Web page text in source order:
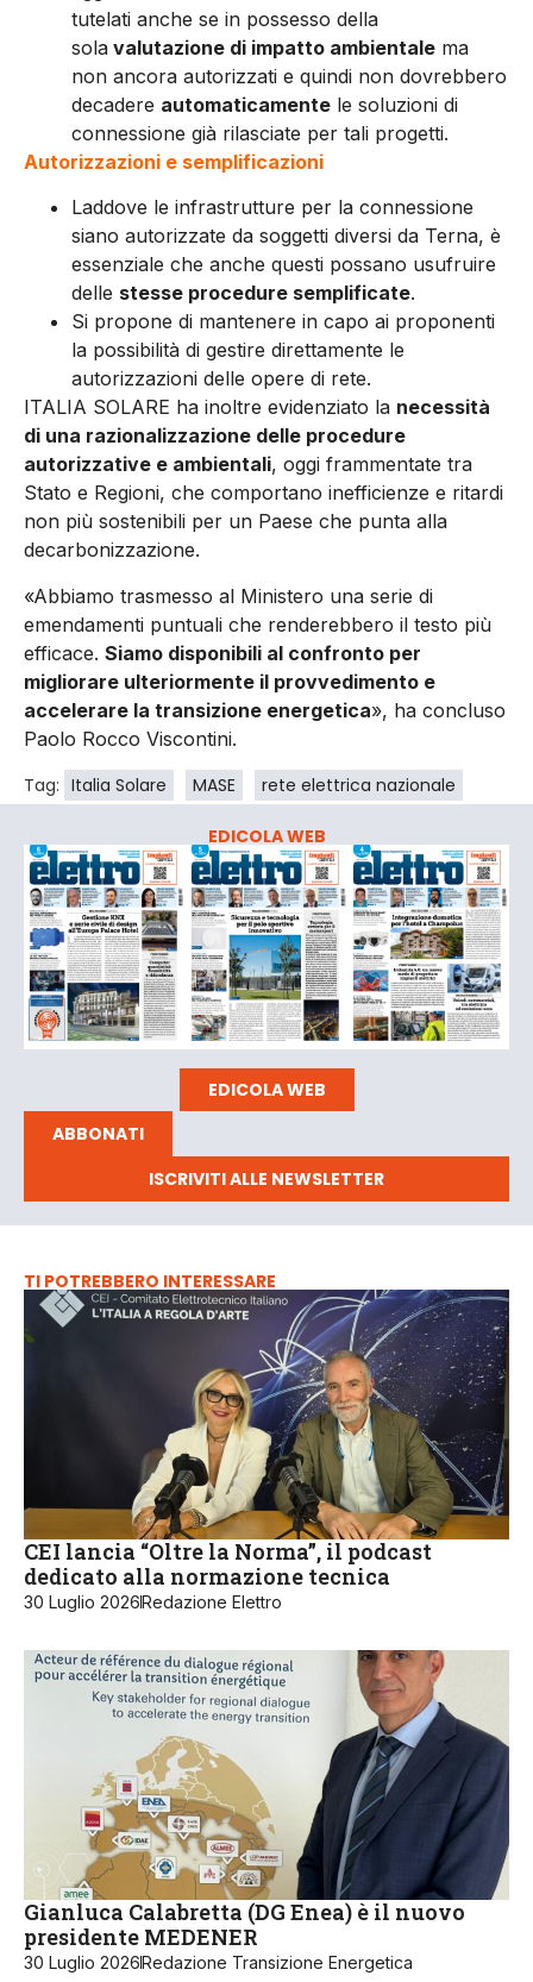
tutelati anche se in possesso della
sola valutazione di impatto ambientale ma
non ancora autorizzati e quindi non dovrebbero
decadere automaticamente le soluzioni di
connessione già rilasciate per tali progetti.
Autorizzazioni e semplificazioni
Laddove le infrastrutture per la connessione
siano autorizzate da soggetti diversi da Terna, è
essenziale che anche questi possano usufruire
delle stesse procedure semplificate.
Si propone di mantenere in capo ai proponenti
la possibilità di gestire direttamente le
autorizzazioni delle opere di rete.
ITALIA SOLARE ha inoltre evidenziato la necessità
di una razionalizzazione delle procedure
autorizzative e ambientali, oggi frammentate tra
Stato e Regioni, che comportano inefficienze e ritardi
non più sostenibili per un Paese che punta alla
decarbonizzazione.
«Abbiamo trasmesso al Ministero una serie di
emendamenti puntuali che renderebbero il testo più
efficace. Siamo disponibili al confronto per
migliorare ulteriormente il provvedimento e
accelerare la transizione energetica», ha concluso
Paolo Rocco Viscontini.
Tag: Italia Solare MASE rete elettrica nazionale
EDICOLA WEB
EDICOLA WEB
ABBONATI
ISCRIVITI ALLE NEWSLETTER
TI POTREBBERO INTERESSARE
CEI lancia “Oltre la Norma”, il podcast
dedicato alla normazione tecnica
30 Luglio 2026Redazione Elettro
Gianluca Calabretta (DG Enea) è il nuovo
presidente MEDENER
30 Luglio 2026Redazione Transizione Energetica